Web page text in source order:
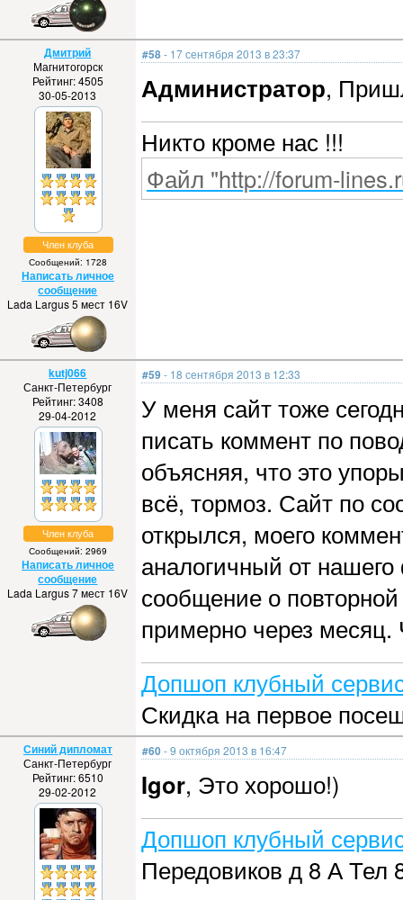
Дмитрий
Магнитогорск
Рейтинг: 4505
30-05-2013
Член клуба
Сообщений: 1728
Написать личное
сообщение
Lada Largus 5 мест 16V
#58- 17 сентября 2013 в 23:37
Администратор,
Никто кроме нас !!!
Файл "http://forum-
kutj066
Санкт-Петербург
Рейтинг: 3408
29-04-2012
Член клуба
Сообщений: 2969
Написать личное
сообщение
Lada Largus 7 мест 16V
#59- 18 сентября 2013 в 12:33
У меня сайт тоже
писать коммент по
объясняя, что это
всё, тормоз. Сайт по
открылся, моего
аналогичный от
сообщение о
примерно через месяц.
Допшоп клубный
Скидка на первое
Синий дипломат
Санкт-Петербург
Рейтинг: 6510
29-02-2012
#60- 9 октября 2013 в 16:47
Igor, Это хорошо!)
Допшоп клубный
Передовиков д 8 А Тел